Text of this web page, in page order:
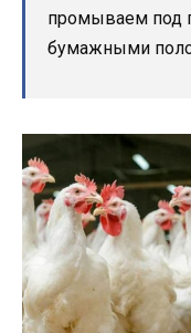
промываем под
бумажными